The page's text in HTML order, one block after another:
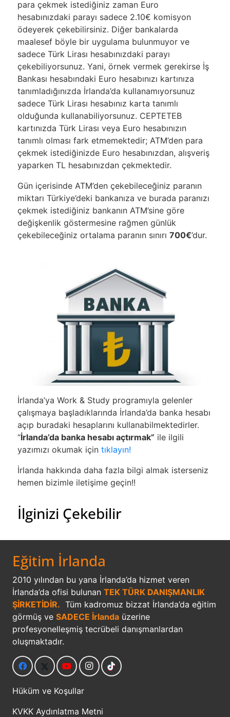
para çekmek istediğiniz zaman Euro
hesabınızdaki parayı sadece 2.10€ komisyon
ödeyerek çekebilirsiniz. Diğer bankalarda
maalesef böyle bir uygulama bulunmuyor ve
sadece Türk Lirası hesabınızdaki parayı
çekebiliyorsunuz. Yani, örnek vermek gerekirse İş
Bankası hesabındaki Euro hesabınızı kartınıza
tanımladığınızda İrlanda’da kullanamıyorsunuz
sadece Türk Lirası hesabınız karta tanımlı
olduğunda kullanabiliyorsunuz. CEPTETEB
kartınızda Türk Lirası veya Euro hesabınızın
tanımlı olması fark etmemektedir; ATM’den para
çekmek istediğinizde Euro hesabınızdan, alışveriş
yaparken TL hesabınızdan çekmektedir.
Gün içerisinde ATM’den çekebileceğiniz paranın
miktarı Türkiye’deki bankanıza ve burada paranızı
çekmek istediğiniz bankanın ATM’sine göre
değişkenlik göstermesine rağmen günlük
çekebileceğiniz ortalama paranın sınırı 700€’dur.
İrlanda’ya Work & Study programıyla gelenler
çalışmaya başladıklarında İrlanda’da banka hesabı
açıp buradaki hesaplarını kullanabilmektedirler.
“İrlanda’da banka hesabı açtırmak” ile ilgili
yazımızı okumak için tıklayın!
İrlanda hakkında daha fazla bilgi almak isterseniz
hemen bizimle iletişime geçin!!
İlginizi Çekebilir
Eğitim İrlanda
2010 yılından bu yana İrlanda’da hizmet veren
İrlanda’da ofisi bulunan TEK TÜRK DANIŞMANLIK
ŞİRKETİDİR. Tüm kadromuz bizzat İrlanda’da eğitim
görmüş ve SADECE İrlanda üzerine
profesyonelleşmiş tecrübeli danışmanlardan
oluşmaktadır.
Hüküm ve Koşullar
KVKK Aydınlatma Metni